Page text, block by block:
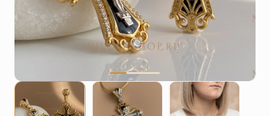
Складни
Статуэтки
святых
Упаковка
Цепи
Шнурки на
шею
Другое